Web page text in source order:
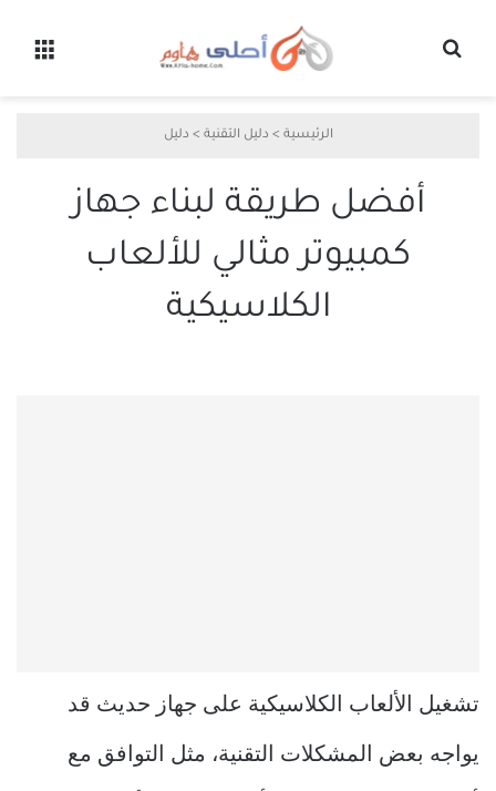
الرئيسية > دليل التقنية > دليل
أفضل طريقة لبناء جهاز
كمبيوتر مثالي للألعاب
الكلاسيكية
تشغيل الألعاب الكلاسيكية على جهاز حديث قد
يواجه بعض المشكلات التقنية، مثل التوافق مع